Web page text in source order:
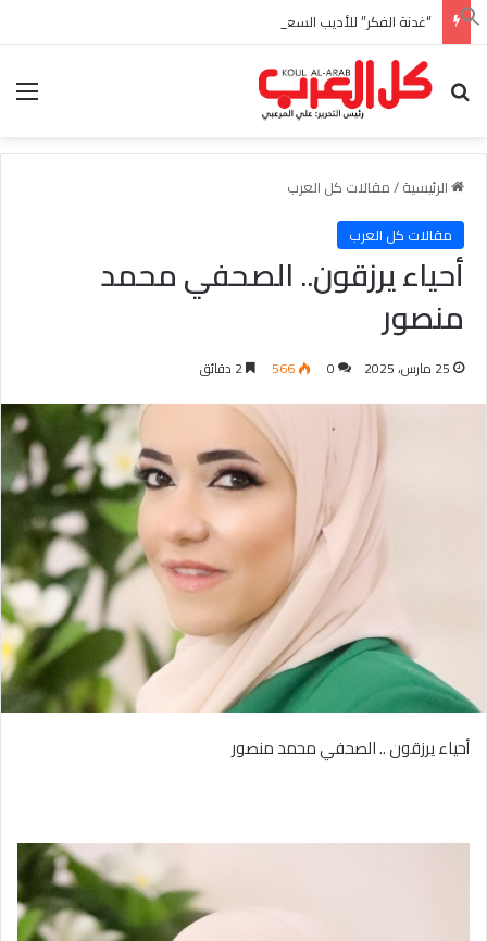
“غدنة الفكر” للأديب السعودي احمد بن عبدالله العبدالنبي
بحث عن
الرئيسية/مقالات كل العرب
مقالات كل العرب
أحياء يرزقون.. الصحفي محمد
منصور
25 مارس، 2025 0
566
أحياء يرزقون .. الصحفي محمد منصور